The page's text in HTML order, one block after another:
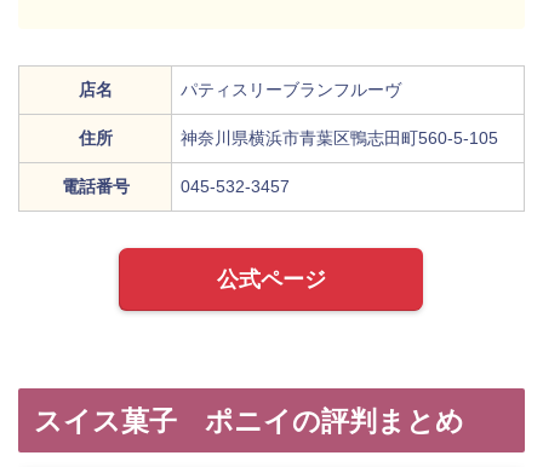
店名 パティスリーブランフルーヴ
住所 神奈川県横浜市青葉区鴨志田町560-5-105
電話番号 045-532-3457
公式ページ
スイス菓子 ポニイの評判まとめ